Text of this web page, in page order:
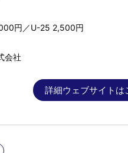
円／U-25 2,500円
会社
詳細ウェブサイトは